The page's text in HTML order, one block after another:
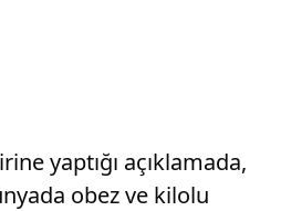
yaptığı açıklamada,
obez ve kilolu